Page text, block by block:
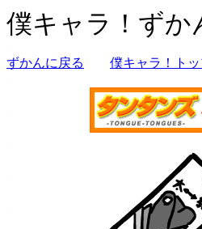
僕キャラ！ずか
ずかんに戻る 僕キャラ！ト